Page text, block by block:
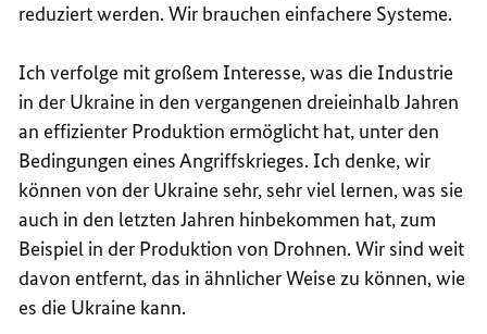
reduziert werden. Wir brauchen einfachere Systeme.
Ich verfolge mit großem Interesse, was die Industrie
in der Ukraine in den vergangenen dreieinhalb Jahren
an effizienter Produktion ermöglicht hat, unter den
Bedingungen eines Angriffskrieges. Ich denke, wir
können von der Ukraine sehr, sehr viel lernen, was sie
auch in den letzten Jahren hinbekommen hat, zum
Beispiel in der Produktion von Drohnen. Wir sind weit
davon entfernt, das in ähnlicher Weise zu können, wie
es die Ukraine kann.